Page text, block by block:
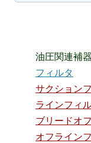
油圧関連補器
フィルタ
サクション
ラインフィ
ブリードオ
オフライン